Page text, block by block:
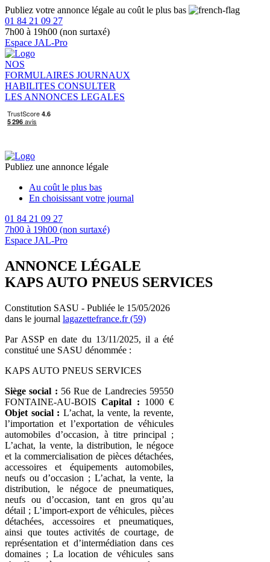
Publiez votre annonce légale au coût le plus bas
01 84 21 09 27
7h00 à 19h00 (non surtaxé)
Espace JAL-Pro
NOS
FORMULAIRES JOURNAUX
HABILITES CONSULTER
LES ANNONCES LEGALES
Publiez une annonce légale
Au coût le plus bas
En choisissant votre journal
01 84 21 09 27
7h00 à 19h00 (non surtaxé)
Espace JAL-Pro
ANNONCE LÉGALE
KAPS AUTO PNEUS SERVICES
Constitution SASU - Publiée le 15/05/2026
dans le journal lagazettefrance.fr (59)
Par ASSP en date du 13/11/2025, il a été
constitué une SASU dénommée :
KAPS AUTO PNEUS SERVICES
Siège social : 56 Rue de Landrecies 59550
FONTAINE-AU-BOISCapital : 1000 €
Objet social : L’achat, la vente, la revente,
l’importation et l’exportation de véhicules
automobiles d’occasion, à titre principal ;
L’achat, la vente, la distribution, le négoce
et la commercialisation de pièces détachées,
accessoires et équipements automobiles,
neufs ou d’occasion ; L’achat, la vente, la
distribution, le négoce de pneumatiques,
neufs ou d’occasion, tant en gros qu’au
détail ; L’import-export de véhicules, pièces
détachées, accessoires et pneumatiques,
ainsi que toutes activités de courtage, de
représentation et d’intermédiation dans ces
domaines ; La location de véhicules sans